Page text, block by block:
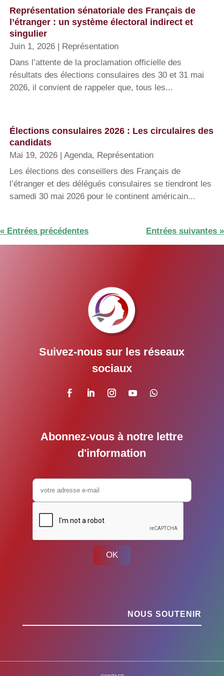
Représentation sénatoriale des Français de
l’étranger : un système électoral indirect et
singulier
Juin 1, 2026
Représentation
Dans l’attente de la proclamation officielle des
résultats des élections consulaires des 30 et 31 mai
2026, il convient de rappeler que, tous les...
Élections consulaires 2026 : Les circulaires des
candidats
Mai 19, 2026 Agenda, Représentation
Les élections des conseillers des Français de
l’étranger et des délégués consulaires se tiendront les
samedi 30 mai 2026 pour le continent américain...
« Entrées précédentes Entrées suivantes »
Suivez-nous sur les réseaux
sociaux
Abonnez-vous à notre lettre
d'information
OK
NOUS SOUTENIR